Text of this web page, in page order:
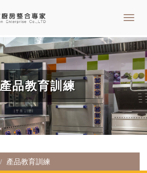
產品教育訓練
產品教育訓練